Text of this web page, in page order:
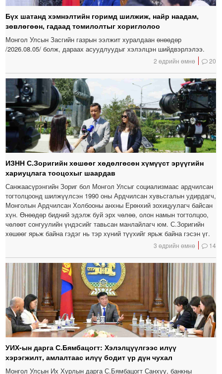
Бүх шатанд хэмнэлтийн горимд шилжиж, найр наадам,
зөвлөгөөн, гадаад томилолтыг хориглолоо
Монгол Улсын Засгийн газрын ээлжит хуралдаан өнөөдөр
/2026.08.05/ болж, дараах асуудлуудыг хэлэлцэн шийдвэрлэлээ.
2 өдрийн өмнө 20
ИЗНН С.Зоригийн хөшөөг хөдөлгөсөн хүмүүст эрүүгийн
хариуцлага тооцохыг шаардав
Санжаасүрэнгийн Зориг бол Монгол Улсыг социализмаас ардчилсан
тогтолцоонд шилжүүлсэн 1990 оны Ардчилсан хувьсгалын удирдагч,
Монголын Ардчилсан Холбооны анхны Ерөнхий зохицуулагч байсан
хүн. Өнөөдөр бидний эдэлж буй эрх чөлөө, олон намын тогтолцоо,
чөлөөт сонгуулийн үндэсийг тавьсан манлайлагч юм. С.Зоригийн
хөшөөг ярьж байна гэдэг нь тэр хүний түүхийг ярьж байна гэсэн үг.
3 өдрийн өмнө 14
УИХ-ын дарга С.Бямбацогт: Хэлэлцүүлгээс илүү
хэрэгжилт, амлалтаас илүү бодит үр дүн чухал
Монгол Улсын Их Хурлын дарга С.Бямбацогт Санхүү, банкны